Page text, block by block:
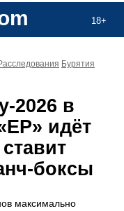
18+
Бурятия
2026 в
идёт
боксы
максимально